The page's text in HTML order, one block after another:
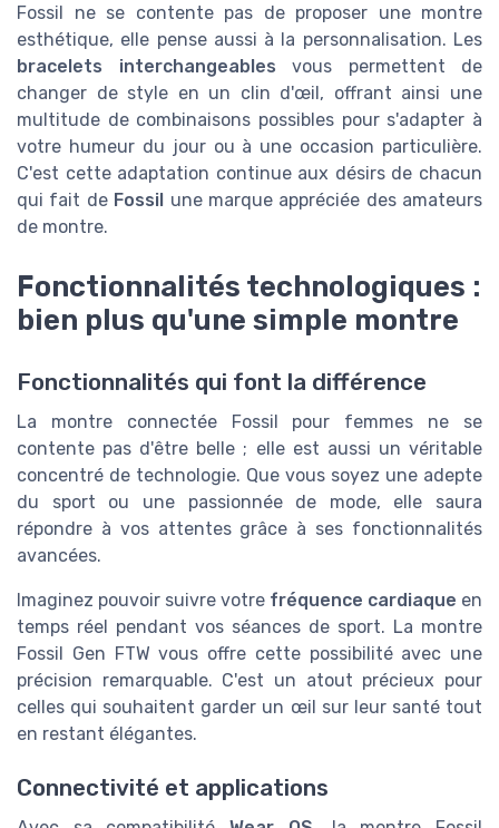
Fossil ne se contente pas de proposer une montre
esthétique, elle pense aussi à la personnalisation. Les
bracelets interchangeables vous permettent de
changer de style en un clin d'œil, offrant ainsi une
multitude de combinaisons possibles pour s'adapter à
votre humeur du jour ou à une occasion particulière.
C'est cette adaptation continue aux désirs de chacun
qui fait de Fossil une marque appréciée des amateurs
de montre.
Fonctionnalités technologiques :
bien plus qu'une simple montre
Fonctionnalités qui font la différence
La montre connectée Fossil pour femmes ne se
contente pas d'être belle ; elle est aussi un véritable
concentré de technologie. Que vous soyez une adepte
du sport ou une passionnée de mode, elle saura
répondre à vos attentes grâce à ses fonctionnalités
avancées.
Imaginez pouvoir suivre votre fréquence cardiaque en
temps réel pendant vos séances de sport. La montre
Fossil Gen FTW vous offre cette possibilité avec une
précision remarquable. C'est un atout précieux pour
celles qui souhaitent garder un œil sur leur santé tout
en restant élégantes.
Connectivité et applications